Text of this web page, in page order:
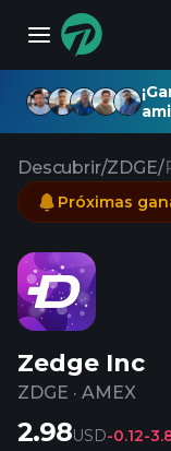
Descubrir/ZDGE/
Zedge Inc
ZDGE · AMEX
Próximas
2.98USD-0.12-